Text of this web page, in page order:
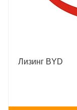
Лизинг BYD